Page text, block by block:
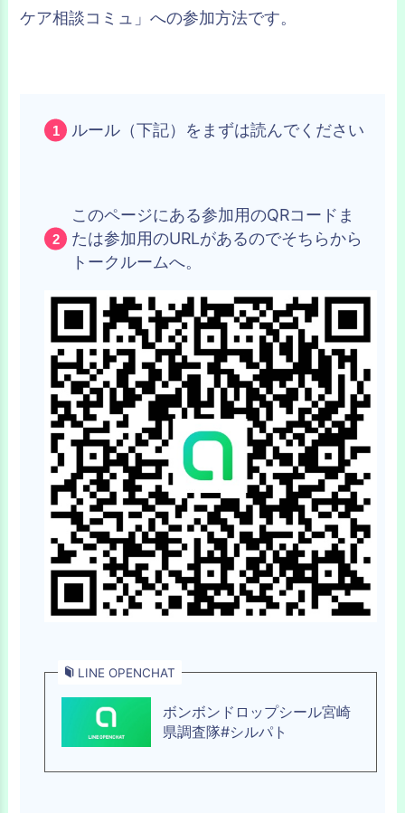
ケア相談コミュ」への参加方法です。
ルール（下記）をまずは読んでください
このページにある参加用のQRコードま
たは参加用のURLがあるのでそちらから
トークルームへ。
LINE OPENCHAT
ボンボンドロップシール宮崎
県調査隊#シルパト